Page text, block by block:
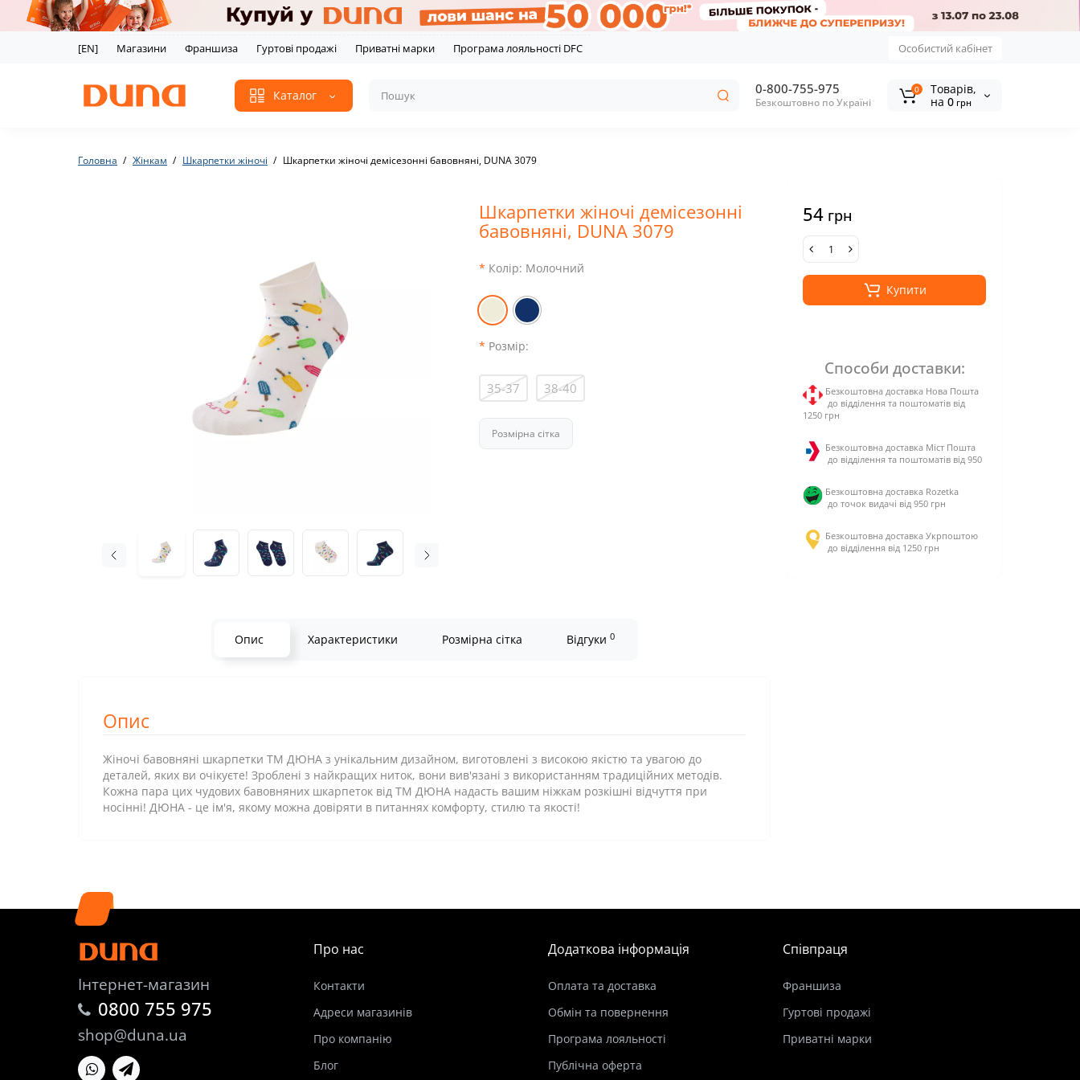
[EN] Магазини Франшиза Гуртові продажі Приватні марки Програма лояльності DFC Особистий кабінет
Каталог 0-800-755-975
Безкоштовно по Україні
0
Tоварів,
на 0 грн
Головна Жінкам Шкарпетки жіночі Шкарпетки жіночі демісезонні бавовняні, DUNA 3079
Шкарпетки жіночі демісезонні
бавовняні, DUNA 3079
Колір: Молочний
Розмір:
35-37 38-40
Розмірна сітка
54 грн
Купити
Способи доставки:
Безкоштовна доставка Нова Пошта
до відділення та поштоматів від
1250 грн
Безкоштовна доставка Міст Пошта
до відділення та поштоматів від 950
Безкоштовна доставка Rozetka
до точок видачі від 950 грн
Безкоштовна доставка Укрпоштою
до відділення від 1250 грн
Опис Характеристики Розмірна сітка Відгуки 0
Опис
Жіночі бавовняні шкарпетки ТМ ДЮНА з унікальним дизайном, виготовлені з високою якістю та увагою до
деталей, яких ви очікуєте! Зроблені з найкращих ниток, вони вив'язані з використанням традиційних методів.
Кожна пара цих чудових бавовняних шкарпеток від ТМ ДЮНА надасть вашим ніжкам розкішні відчуття при
носінні! ДЮНА - це ім'я, якому можна довіряти в питаннях комфорту, стилю та якості!
Інтернет-магазин
0800 755 975
shop@duna.ua
Про нас
Контакти
Адреси магазинів
Про компанію
Блог
Додаткова інформація
Оплата та доставка
Обмін та повернення
Програма лояльності
Публічна оферта
Співпраця
Франшиза
Гуртові продажі
Приватні марки